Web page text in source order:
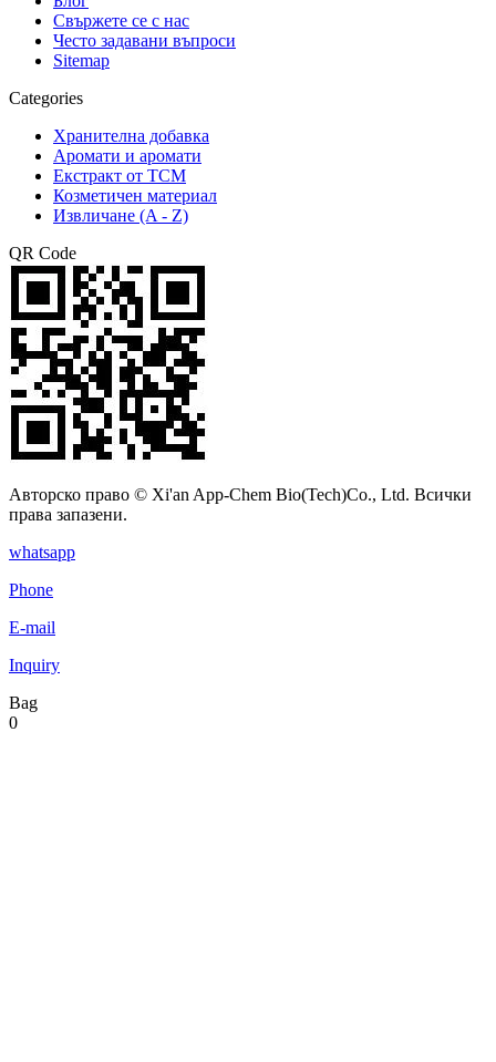
Свържете се с нас
Често задавани въпроси
Sitemap
Categories
Хранителна добавка
Аромати и аромати
Екстракт от TCM
Козметичен материал
Извличане (A - Z)
QR Code
Авторско право © Xi'an App-Chem Bio(Tech)Co., Ltd. Всички
права запазени.
whatsapp
Phone
E-mail
Inquiry
Bag
0